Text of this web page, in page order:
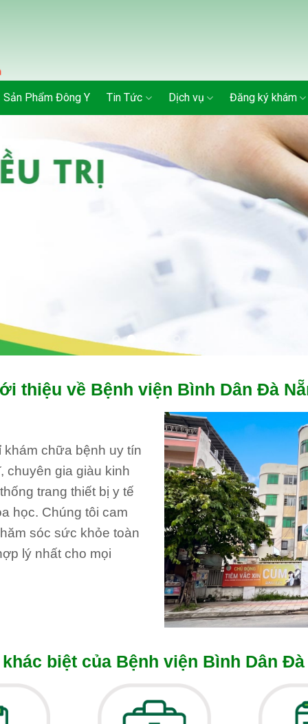
Sản Phẩm Đông Y Tin Tức Dịch vụ Đăng ký khám
thiệu về Bệnh viện Bình Dân Đà
chữa bệnh uy tín
chuyên gia giàu kinh
trang thiết bị y tế
học. Chúng tôi cam
sóc sức khỏe toàn
lý nhất cho mọi
biệt của Bệnh viện Bình Dân Đà